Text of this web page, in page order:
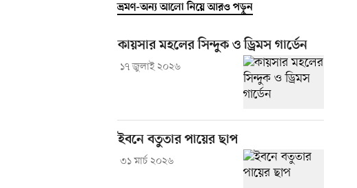
ভ্রমণ-অন্য আলো নিয়ে আরও পড়ুন
কায়সার মহলের সিন্দুক ও ড্রিমস গার্ডেন
১৭ জুলাই ২০২৬
ইবনে বতুতার পায়ের ছাপ
৩১ মার্চ ২০২৬